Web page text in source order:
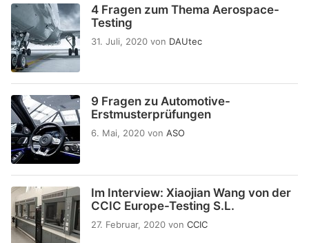
4 Fragen zum Thema Aerospace-
Testing
31. Juli, 2020 von DAUtec
9 Fragen zu Automotive-
Erstmusterprüfungen
6. Mai, 2020 von ASO
Im Interview: Xiaojian Wang von der
CCIC Europe-Testing S.L.
27. Februar, 2020 von CCIC